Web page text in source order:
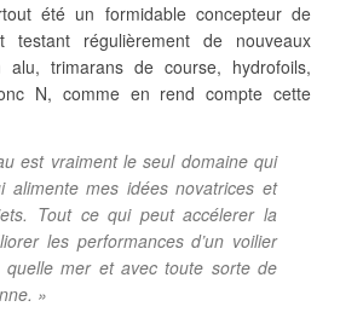
été un formidable concepteur de
testant régulièrement de nouveaux
alu, trimarans de course, hydrofoils,
N, comme en rend compte cette
est vraiment le seul domaine qui
alimente mes idées novatrices et
Tout ce qui peut accélerer la
les performances d’un voilier
quelle mer et avec toute sorte de
»